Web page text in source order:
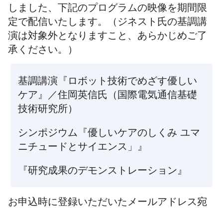
しました、下記のプログラムの映像を期間限
定で配信いたします。（ジネスト氏の基調講
演は対象外となりますこと、あらかじめご了
承ください。）
基調講演『ロボット技術でめざす優しい
ケア』／住岡英信氏（国際電気通信基礎
技術研究所）
シンポジウム『優しいケアのしくみ ユマ
ニチュードとサイエンス」』
『研究成果のデモンストレーション』
お申込時に登録いただいたメールアドレス宛